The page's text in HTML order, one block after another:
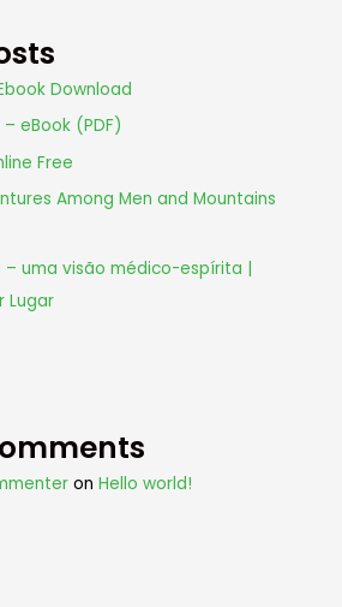
Download
– eBook (PDF)
Free
Among Men and Mountains
– uma visão médico-espírita |
Lugar
onHello world!